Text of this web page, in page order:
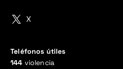
X
Teléfonos útiles
144 violencia